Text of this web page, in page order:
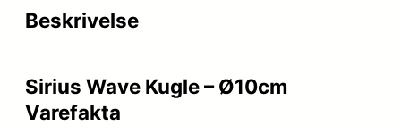
Beskrivelse
Sirius Wave Kugle – Ø10cm
Varefakta